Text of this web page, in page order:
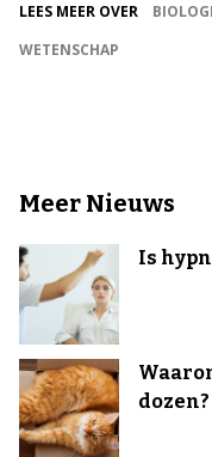
LEES MEER OVER
WETENSCHAP
Meer Nieuws
Is
dozen?